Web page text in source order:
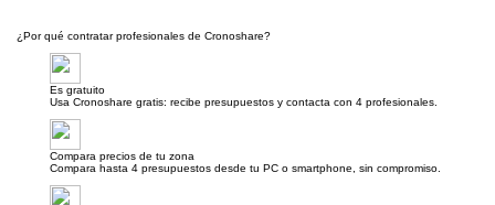
¿Por qué contratar profesionales de Cronoshare?
Es gratuito
Usa Cronoshare gratis: recibe presupuestos y contacta con 4 profesionales.
Compara precios de tu zona
Compara hasta 4 presupuestos desde tu PC o smartphone, sin compromiso.